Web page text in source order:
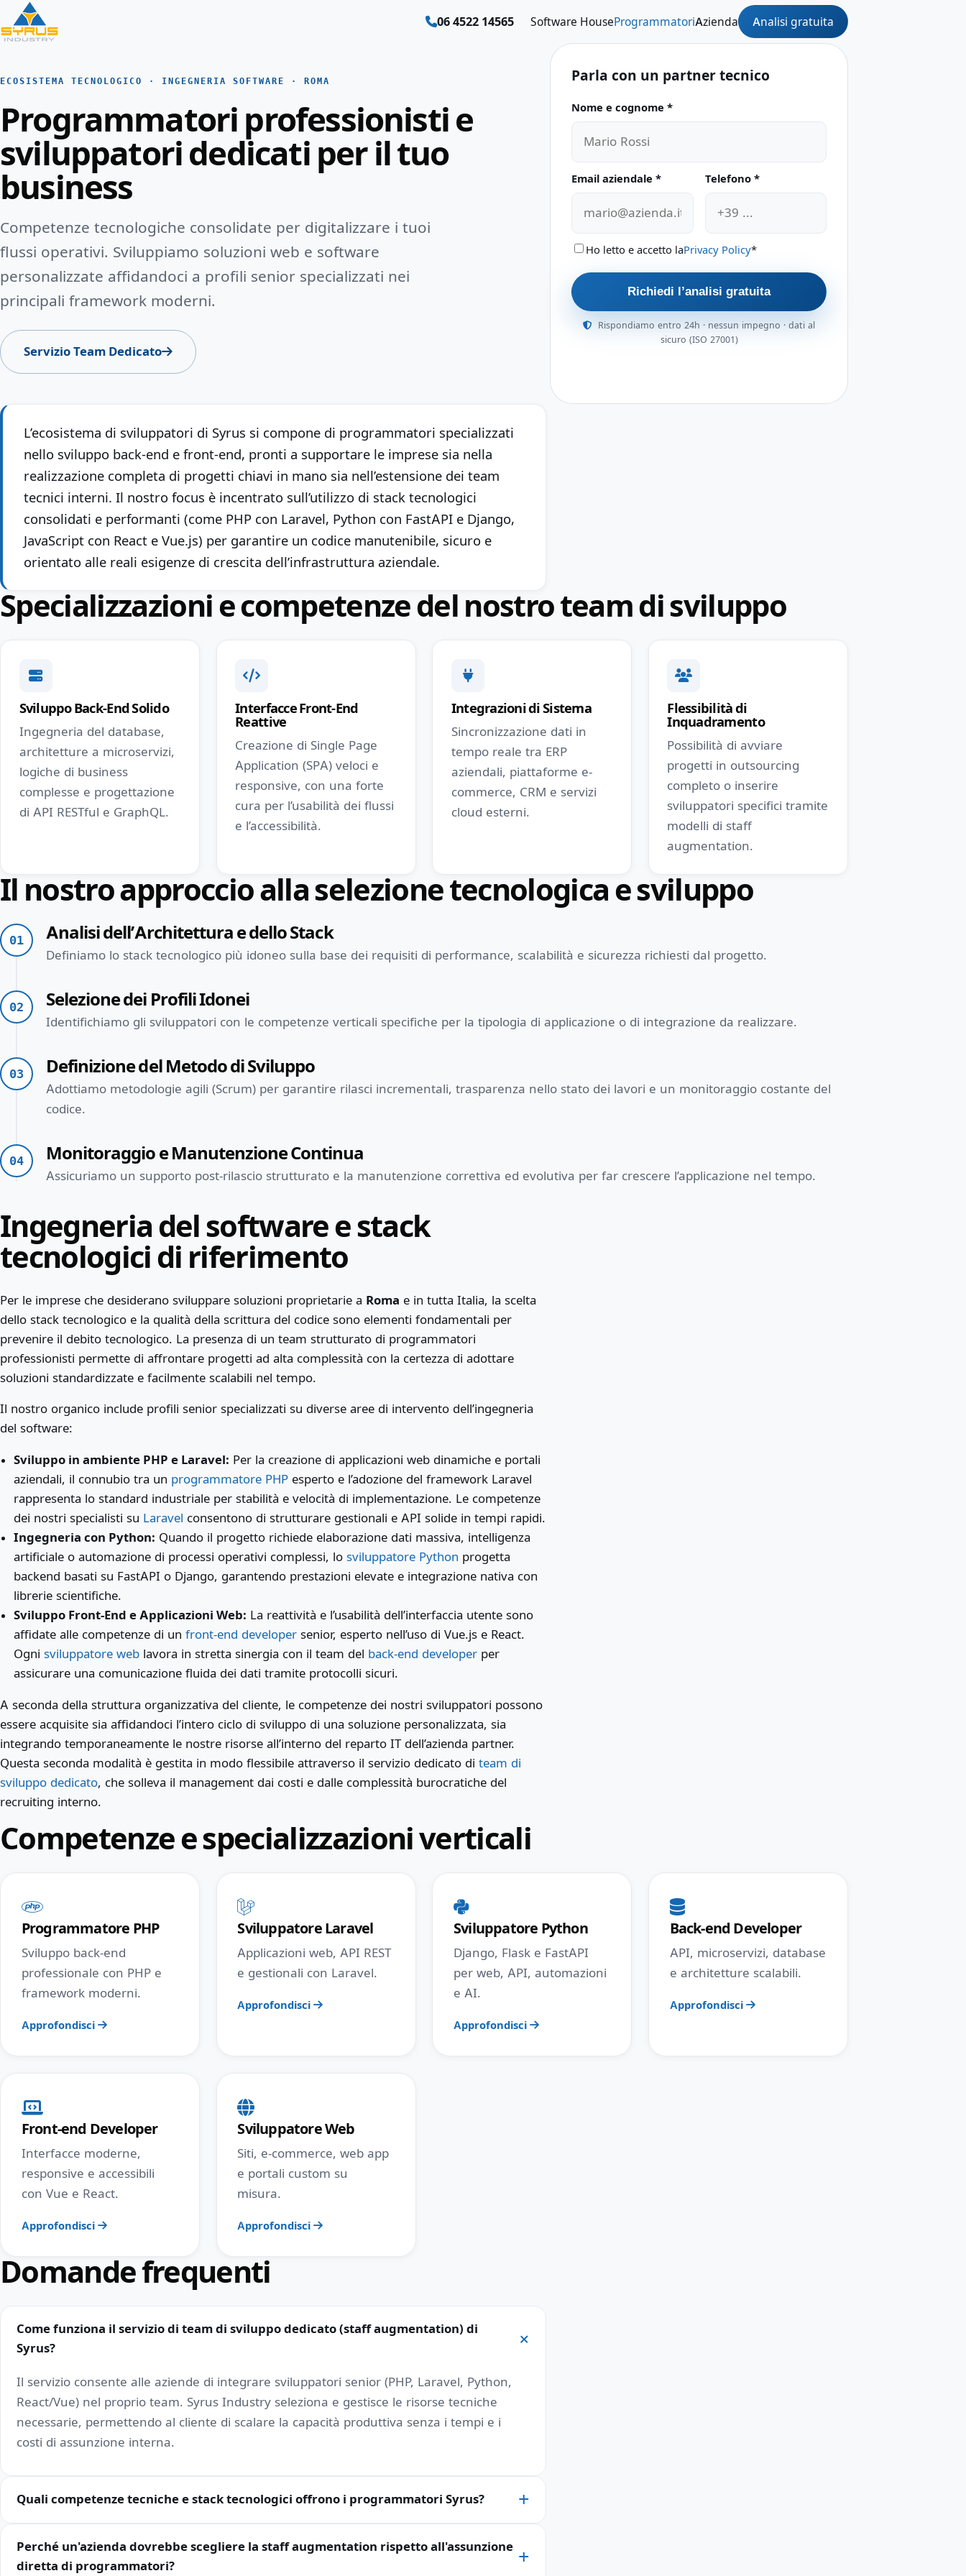
06 4522 14565 Software HouseProgrammatoriAzienda Analisi gratuita
ECOSISTEMA TECNOLOGICO · INGEGNERIA SOFTWARE · ROMA
Programmatori professionisti e
sviluppatori dedicati per il tuo
business
Competenze tecnologiche consolidate per digitalizzare i tuoi
flussi operativi. Sviluppiamo soluzioni web e software
personalizzate affidandoci a profili senior specializzati nei
principali framework moderni.
Servizio Team Dedicato
Parla con un partner tecnico
Non compilare questo campo
Nome e cognome *
Email aziendale * Telefono *
Ho letto e accetto laPrivacy Policy*
Richiedi l’analisi gratuita
Rispondiamo entro 24h · nessun impegno · dati al
sicuro (ISO 27001)
L’ecosistema di sviluppatori di Syrus si compone di programmatori specializzati
nello sviluppo back-end e front-end, pronti a supportare le imprese sia nella
realizzazione completa di progetti chiavi in mano sia nell’estensione dei team
tecnici interni. Il nostro focus è incentrato sull’utilizzo di stack tecnologici
consolidati e performanti (come PHP con Laravel, Python con FastAPI e Django,
JavaScript con React e Vue.js) per garantire un codice manutenibile, sicuro e
orientato alle reali esigenze di crescita dell’infrastruttura aziendale.
Specializzazioni e competenze del nostro team di sviluppo
Sviluppo Back-End Solido
Ingegneria del database,
architetture a microservizi,
logiche di business
complesse e progettazione
di API RESTful e GraphQL.
Interfacce Front-End
Reattive
Creazione di Single Page
Application (SPA) veloci e
responsive, con una forte
cura per l’usabilità dei flussi
e l’accessibilità.
Integrazioni di Sistema
Sincronizzazione dati in
tempo reale tra ERP
aziendali, piattaforme e-
commerce, CRM e servizi
cloud esterni.
Flessibilità di
Inquadramento
Possibilità di avviare
progetti in outsourcing
completo o inserire
sviluppatori specifici tramite
modelli di staff
augmentation.
Il nostro approccio alla selezione tecnologica e sviluppo
01 Analisi dell’Architettura e dello Stack
Definiamo lo stack tecnologico più idoneo sulla base dei requisiti di performance, scalabilità e sicurezza richiesti dal progetto.
02 Selezione dei Profili Idonei
Identifichiamo gli sviluppatori con le competenze verticali specifiche per la tipologia di applicazione o di integrazione da realizzare.
03 Definizione del Metodo di Sviluppo
Adottiamo metodologie agili (Scrum) per garantire rilasci incrementali, trasparenza nello stato dei lavori e un monitoraggio costante del
codice.
04 Monitoraggio e Manutenzione Continua
Assicuriamo un supporto post-rilascio strutturato e la manutenzione correttiva ed evolutiva per far crescere l’applicazione nel tempo.
Ingegneria del software e stack
tecnologici di riferimento
Per le imprese che desiderano sviluppare soluzioni proprietarie a Roma e in tutta Italia, la scelta
dello stack tecnologico e la qualità della scrittura del codice sono elementi fondamentali per
prevenire il debito tecnologico. La presenza di un team strutturato di programmatori
professionisti permette di affrontare progetti ad alta complessità con la certezza di adottare
soluzioni standardizzate e facilmente scalabili nel tempo.
Il nostro organico include profili senior specializzati su diverse aree di intervento dell’ingegneria
del software:
Sviluppo in ambiente PHP e Laravel: Per la creazione di applicazioni web dinamiche e portali
aziendali, il connubio tra un programmatore PHP esperto e l’adozione del framework Laravel
rappresenta lo standard industriale per stabilità e velocità di implementazione. Le competenze
dei nostri specialisti su Laravel consentono di strutturare gestionali e API solide in tempi rapidi.
Ingegneria con Python: Quando il progetto richiede elaborazione dati massiva, intelligenza
artificiale o automazione di processi operativi complessi, losviluppatore Python progetta
backend basati su FastAPI o Django, garantendo prestazioni elevate e integrazione nativa con
librerie scientifiche.
Sviluppo Front-End e Applicazioni Web: La reattività e l’usabilità dell’interfaccia utente sono
affidate alle competenze di unfront-end developer senior, esperto nell’uso di Vue.js e React.
Ognisviluppatore web lavora in stretta sinergia con il team del back-end developer per
assicurare una comunicazione fluida dei dati tramite protocolli sicuri.
A seconda della struttura organizzativa del cliente, le competenze dei nostri sviluppatori possono
essere acquisite sia affidandoci l’intero ciclo di sviluppo di una soluzione personalizzata, sia
integrando temporaneamente le nostre risorse all’interno del reparto IT dell’azienda partner.
Questa seconda modalità è gestita in modo flessibile attraverso il servizio dedicato di team di
sviluppo dedicato, che solleva il management dai costi e dalle complessità burocratiche del
recruiting interno.
Competenze e specializzazioni verticali
Programmatore PHP
Sviluppo back-end
professionale con PHP e
framework moderni.
Approfondisci
Sviluppatore Laravel
Applicazioni web, API REST
e gestionali con Laravel.
Approfondisci
Sviluppatore Python
Django, Flask e FastAPI
per web, API, automazioni
e AI.
Approfondisci
Back-end Developer
API, microservizi, database
e architetture scalabili.
Approfondisci
Front-end Developer
Interfacce moderne,
responsive e accessibili
con Vue e React.
Approfondisci
Sviluppatore Web
Siti, e-commerce, web app
e portali custom su
misura.
Approfondisci
Domande frequenti
Come funziona il servizio di team di sviluppo dedicato (staff augmentation) di
Syrus?
Il servizio consente alle aziende di integrare sviluppatori senior (PHP, Laravel, Python,
React/Vue) nel proprio team. Syrus Industry seleziona e gestisce le risorse tecniche
necessarie, permettendo al cliente di scalare la capacità produttiva senza i tempi e i
costi di assunzione interna.
Quali competenze tecniche e stack tecnologici offrono i programmatori Syrus?
Perché un'azienda dovrebbe scegliere la staff augmentation rispetto all'assunzione
diretta di programmatori?